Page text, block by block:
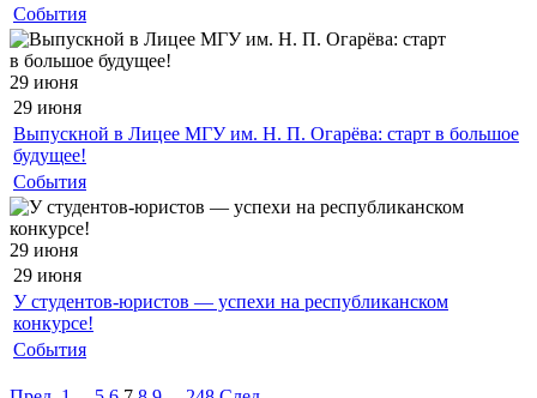
События
29 июня
29 июня
Выпускной в Лицее МГУ им. Н. П. Огарёва: старт в большое
будущее!
События
29 июня
29 июня
У студентов-юристов — успехи на республиканском
конкурсе!
События